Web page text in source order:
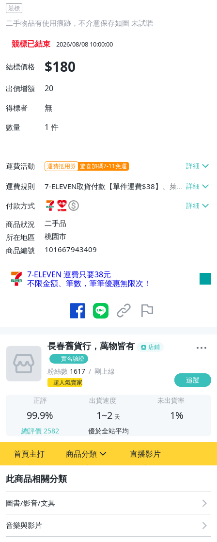
競標
二手物品有使用痕跡，不介意保存如圖 未試聽
競標已結束 2026/08/08 10:00:00
結標價格 $180
出價增額 20
得標者 無
數量 1 件
運費活動 運費抵用券 驚喜加碼7-11免運
運費規則
7-ELEVEN取貨付款【單件運費$38】、萊爾
富取貨付款【單件運費$60】、郵局掛號
【單件運費$60】
付款方式
商品狀況
二手品
所在地區
桃園市
商品編號
101667943409
7-ELEVEN 運費只要38元
不限金額、筆數，筆筆優惠無限次！
長春舊貨行，萬物皆有
店鋪
實名驗證
粉絲數 1617 剛上線
超人氣賣家 追蹤
正評
99.9%
總評價 2582
出貨速度
1~2 天
優於全站平均
未出貨率
1%
首頁主打 商品分類
家具
書.畫作品
直播影片
圖書/影音/文具
音樂與影片